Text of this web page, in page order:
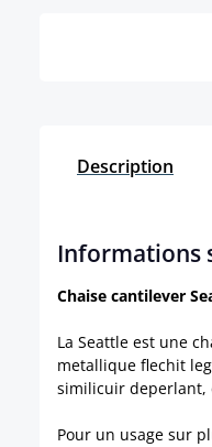
Description
Informations
Chaise cantilever
La Seattle est une
metallique flechit
similicuir deperlant,
Pour un usage sur